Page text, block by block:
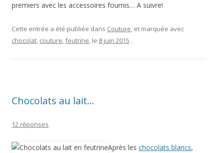
premiers avec les accessoires fournis… A suivre!
Cette entrée a été publiée dans Couture, et marquée avec
chocolat, couture,feutrine, le 8 juin 2015 .
Chocolats au lait…
12 réponses
Après les chocolats blancs,